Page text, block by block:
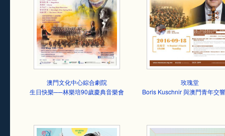
澳門文化中心綜合劇院
生日快樂──林樂培90歲慶典音樂會
玫瑰堂
Boris Kuschnir 與澳門青年交